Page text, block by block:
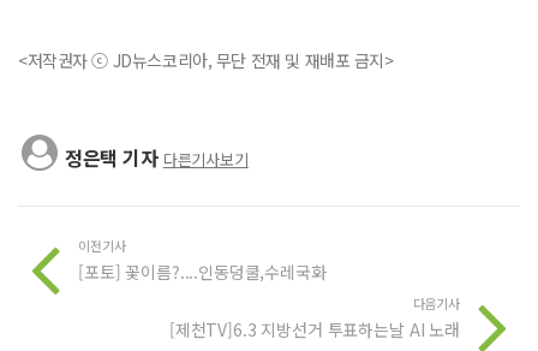
<저작권자 ⓒ JD뉴스코리아, 무단 전재 및 재배포 금지>
정은택 기자 다른기사보기
이전기사
[포토] 꽃이름?....인동덩쿨,수레국화
다음기사
[제천TV]6.3 지방선거 투표하는날 AI 노래